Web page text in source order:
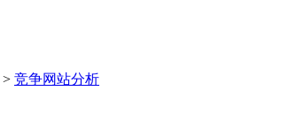
> 竞争网站分析